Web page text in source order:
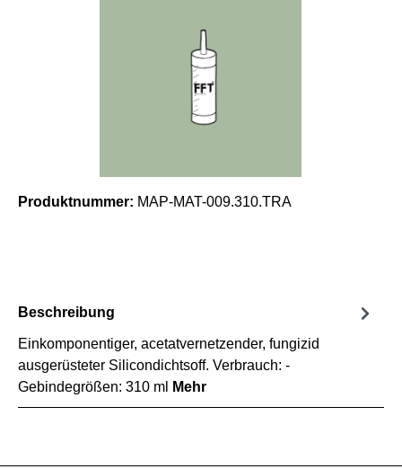
Produktnummer: MAP-MAT-009.310.TRA
Beschreibung
Einkomponentiger, acetatvernetzender, fungizid
ausgerüsteter Silicondichtsoff. Verbrauch: -
Gebindegrößen: 310 ml
Mehr